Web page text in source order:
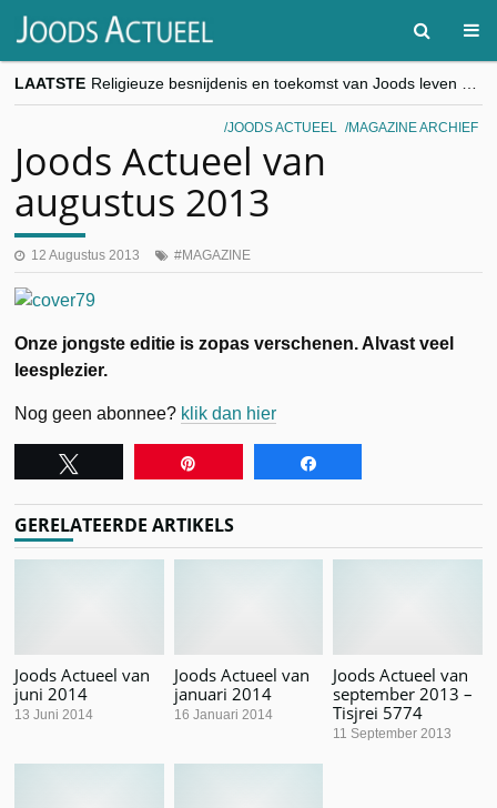
LAATSTE
“Besnijdenisdebat toont hoe moeilijk seculiere Westen minderheden begrijpt”, Jinnih Beels (Vooruit)
CITYTRIP | ROEMENIË – Boekarest: de verrassing van Oost-Europa
JOODS ACTUEEL MAGAZINE ARCHIEF
Joods Actueel van
augustus 2013
12 Augustus 2013 MAGAZINE
Onze jongste editie is zopas verschenen. Alvast veel
leesplezier.
Nog geen abonnee? klik dan hier
GERELATEERDE ARTIKELS
Joods Actueel van
juni 2014
13 Juni 2014
Joods Actueel van
januari 2014
16 Januari 2014
Joods Actueel van
september 2013 –
Tisjrei 5774
11 September 2013